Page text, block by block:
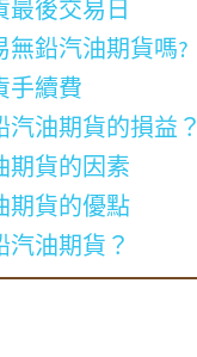
最後交易日
無鉛汽油期貨嗎?
手續費
汽油期貨的損益？
期貨的因素
期貨的優點
汽油期貨？